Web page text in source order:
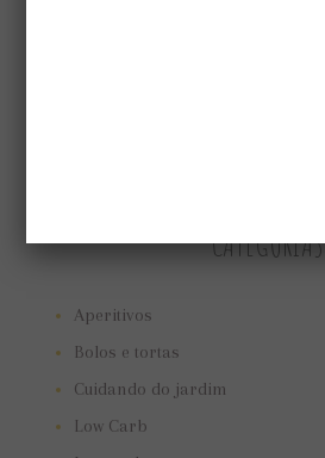
CATEGORIAS
Aperitivos
Bolos e tortas
Cuidando do jardim
Low Carb